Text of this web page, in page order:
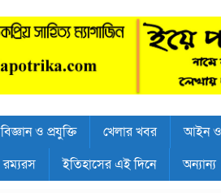
বিজ্ঞান ও প্রযুক্তি খেলার খবর
আইন
রম্যরস ইতিহাসের এই দিনে অন্যান্য